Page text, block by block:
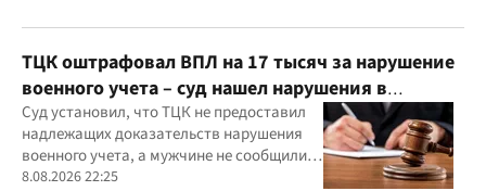
ТЦК оштрафовал ВПЛ на 17 тысяч за нарушение
военного учета – суд нашел нарушения в
действиях ТЦК
Суд установил, что ТЦК не предоставил
надлежащих доказательств нарушения
военного учета, а мужчине не сообщили
должным образом о дате и месте
8.08.2026 22:25